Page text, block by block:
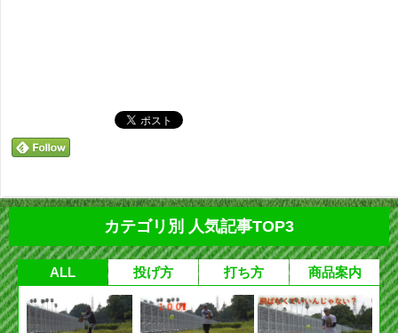
カテゴリ別 人気記事TOP3
ALL 投げ方 打ち方 商品案内